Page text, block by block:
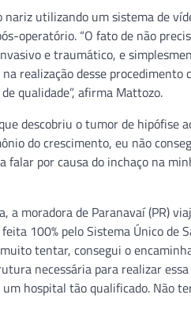
utilizando um sistema de
operatório. “O fato de não
e traumático, e
realização desse procedimento
qualidade”, afirma Mattozo.
descobriu o tumor de hipófise
do crescimento, eu não
por causa do inchaço na
moradora de Paranavaí (PR)
100% pelo Sistema Único de
tentar, consegui o
necessária para realizar
hospital tão qualificado. Não